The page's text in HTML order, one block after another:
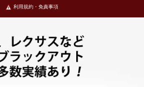
利用規約・免責事項